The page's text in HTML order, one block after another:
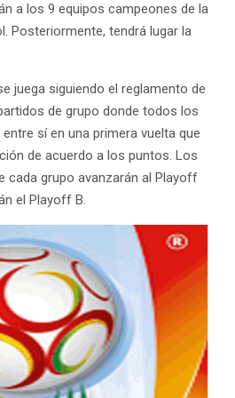
a los 9 equipos campeones de la
Posteriormente, tendrá lugar la
juega siguiendo el reglamento de
de grupo donde todos los
sí en una primera vuelta que
de acuerdo a los puntos. Los
cada grupo avanzarán al Playoff
el Playoff B.